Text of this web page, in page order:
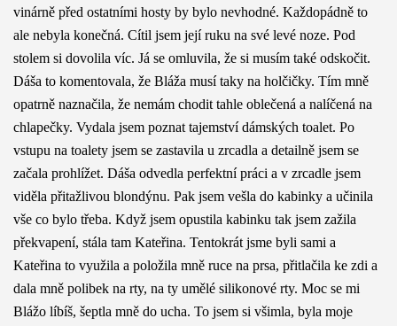
vinárně před ostatními hosty by bylo nevhodné. Každopádně to
ale nebyla konečná. Cítil jsem její ruku na své levé noze. Pod
stolem si dovolila víc. Já se omluvila, že si musím také odskočit.
Dáša to komentovala, že Bláža musí taky na holčičky. Tím mně
opatrně naznačila, že nemám chodit tahle oblečená a nalíčená na
chlapečky. Vydala jsem poznat tajemství dámských toalet. Po
vstupu na toalety jsem se zastavila u zrcadla a detailně jsem se
začala prohlížet. Dáša odvedla perfektní práci a v zrcadle jsem
viděla přitažlivou blondýnu. Pak jsem vešla do kabinky a učinila
vše co bylo třeba. Když jsem opustila kabinku tak jsem zažila
překvapení, stála tam Kateřina. Tentokrát jsme byli sami a
Kateřina to využila a položila mně ruce na prsa, přitlačila ke zdi a
dala mně polibek na rty, na ty umělé silikonové rty. Moc se mi
Blážo líbíš, šeptla mně do ucha. To jsem si všimla, byla moje